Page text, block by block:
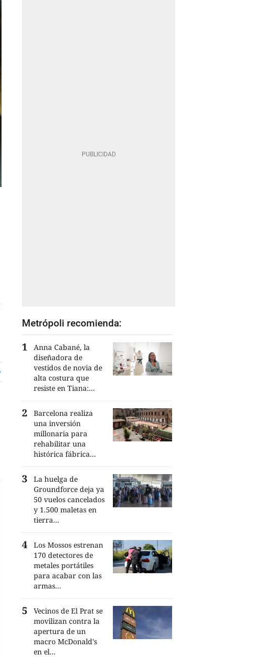
Metrópoli recomienda:
Anna Cabané, la
diseñadora de
vestidos de novia de
alta costura que
resiste en Tiana:...
Barcelona realiza
una inversión
millonaria para
rehabilitar una
histórica fábrica...
La huelga de
Groundforce deja ya
50 vuelos cancelados
y 1.500 maletas en
tierra...
Los Mossos estrenan
170 detectores de
metales portátiles
para acabar con las
armas...
Vecinos de El Prat se
movilizan contra la
apertura de un
macro McDonald's
en el...